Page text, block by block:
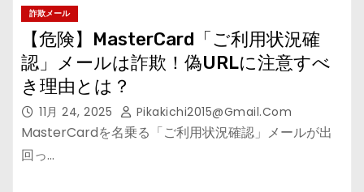
詐欺メール
【危険】MasterCard「ご利用状況確
認」メールは詐欺！偽URLに注意すべ
き理由とは？
11月 24, 2025 Pikakichi2015@gmail.com
MasterCardを名乗る「ご利用状況確認」メールが出
回っ…